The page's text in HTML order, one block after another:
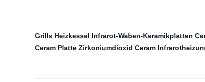
Grills Heizkessel Infrarot-Waben-Keramikplatten
Ceram Platte Zirkoniumdioxid Ceram